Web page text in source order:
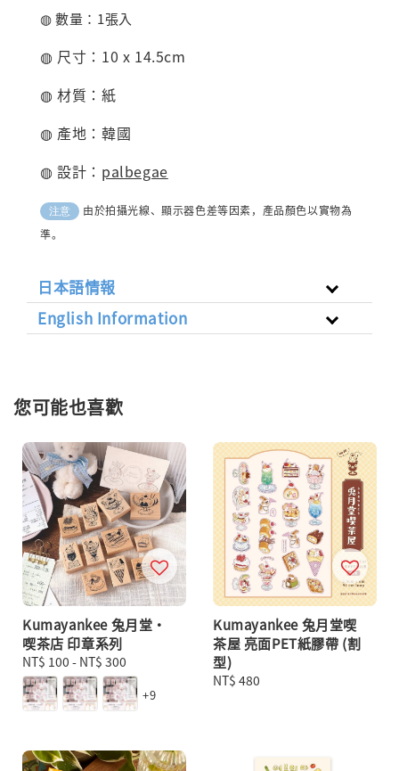
◍ 數量：1張入
◍ 尺寸：10 x 14.5cm
◍ 材質：紙
◍ 產地：韓國
◍ 設計： palbegae
注意
由於拍攝光線、顯示器色差等因素，產品顏色以實物為
準。
日本語情報
English Information
您可能也喜歡
Kumayankee 兔月堂・
喫茶店 印章系列
Regular
price
NT$ 100 - NT$ 300
+9
Kumayankee 兔月堂喫
茶屋 亮面PET紙膠帶 (割
型)
Regular
NT$ 480